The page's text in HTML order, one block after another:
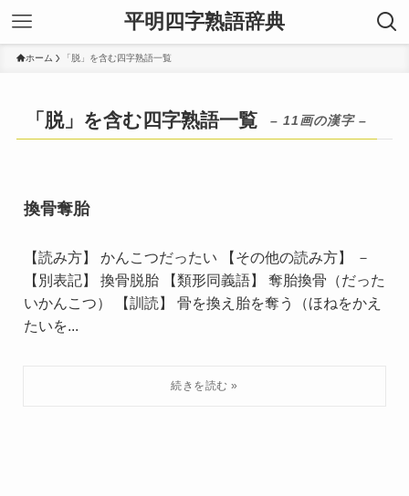
平明四字熟語辞典
ホーム 「脱」を含む四字熟語一覧
「脱」を含む四字熟語一覧 – 11画の漢字 –
換骨奪胎
【読み方】 かんこつだったい 【その他の読み方】 －
【別表記】 換骨脱胎 【類形同義語】 奪胎換骨（だった
いかんこつ） 【訓読】 骨を換え胎を奪う（ほねをかえ
たいを...